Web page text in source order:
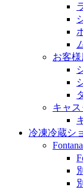
お客様
キャス
冷凍冷蔵シ